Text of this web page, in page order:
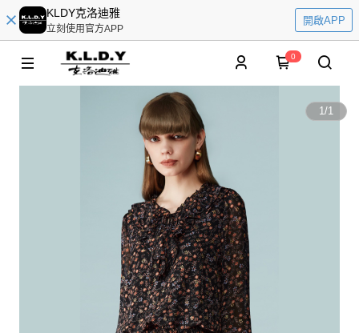
KLDY克洛迪雅
立刻使用官方APP
開啟APP
0
1/1